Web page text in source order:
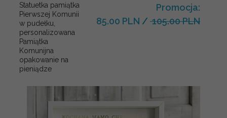
Statuetka pamiątka
Pierwszej Komunii
w pudełku,
personalizowana
Pamiątka
Komunijna
opakowanie na
pieniądze
Promocja:
85.00 PLN / 105.00 PLN